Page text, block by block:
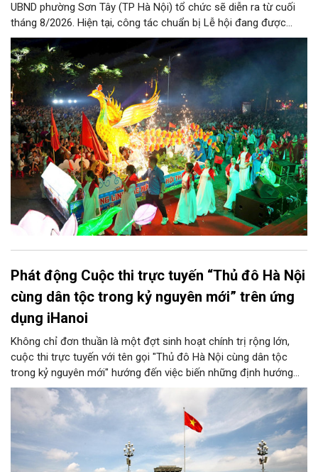
UBND phường Sơn Tây (TP Hà Nội) tổ chức sẽ diễn ra từ cuối
tháng 8/2026. Hiện tại, công tác chuẩn bị Lễ hội đang được
chính quyền phường Sơn Tây cùng các phòng, ban, ngành, đơn
vị và 25 tổ dân phố khẩn trương triển khai, tạo khí thế sôi nổi,
sẵn sàng mang đến cho Nhân dân và du khách một mùa Trung
thu quy mô, đặc sắc và giàu bản sắc văn hóa xứ Đoài.
Phát động Cuộc thi trực tuyến “Thủ đô Hà Nội
cùng dân tộc trong kỷ nguyên mới” trên ứng
dụng iHanoi
Không chỉ đơn thuần là một đợt sinh hoạt chính trị rộng lớn,
cuộc thi trực tuyến với tên gọi "Thủ đô Hà Nội cùng dân tộc
trong kỷ nguyên mới" hướng đến việc biến những định hướng
chiến lược trong Nghị quyết số 02-NQ/TW của Bộ Chính trị
thành niềm tin, thành nhận thức chung của mỗi người dân.